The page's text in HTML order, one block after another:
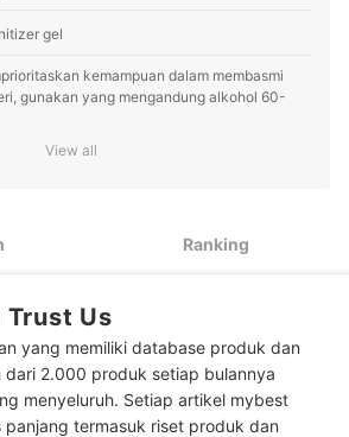
gel
kemampuan dalam membasmi
gunakan yang mengandung alkohol 60-
aromanya, cari yang kandungan
banyak orang, pilih kemasan pump yang
Gel Terbaik
View all
Ranking
Trust Us
yang memiliki database produk dan
dari 2.000 produk setiap bulannya
menyeluruh. Setiap artikel mybest
panjang termasuk riset produk dan